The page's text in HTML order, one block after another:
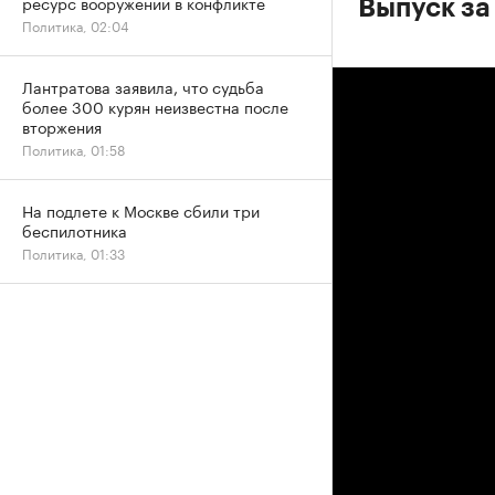
Выпуск
Политика, 02:04
Лантратова заявила, что судьба
более 300 курян неизвестна после
вторжения
Политика, 01:58
На подлете к Москве сбили три
беспилотника
Политика, 01:33